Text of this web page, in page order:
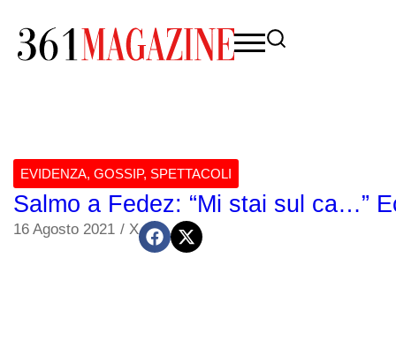
EVIDENZA, GOSSIP, SPETTACOLI
Salmo a Fedez: “Mi stai sul ca…”
16 Agosto 2021 / X